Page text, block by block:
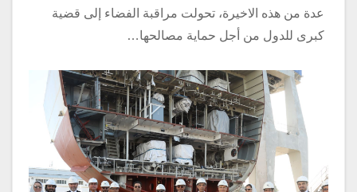
عدة من هذه الاخيرة، تحولت مراقبة الفضاء إلى قضية
كبرى للدول من أجل حماية مصالحها…